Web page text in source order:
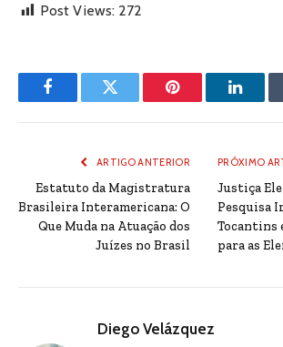
Post Views: 272
FacebookTwitter Pinterest
ARTIGO ANTERIOR
Estatuto da Magistratura
Brasileira Interamericana: O
Que Muda na Atuação dos
Juízes no Brasil
PRÓXIMO
Justiça
Pesquisa
Tocantins
para as
Diego Velázquez